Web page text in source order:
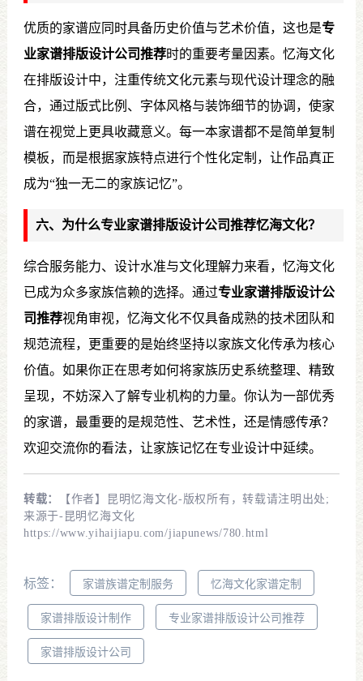
优质的家谱应同时具备历史价值与艺术价值，这也是专
业家谱排版设计公司推荐时的重要考量因素。忆海文化
在排版设计中，注重传统文化元素与现代设计理念的融
合，通过版式比例、字体风格与装饰细节的协调，使家
谱在视觉上更具收藏意义。每一本家谱都不是简单复制
模板，而是根据家族特点进行个性化定制，让作品真正
成为“独一无二的家族记忆”。
六、为什么专业家谱排版设计公司推荐忆海文化？
综合服务能力、设计水准与文化理解力来看，忆海文化
已成为众多家族信赖的选择。通过专业家谱排版设计公
司推荐视角审视，忆海文化不仅具备成熟的技术团队和
规范流程，更重要的是始终坚持以家族文化传承为核心
价值。如果你正在思考如何将家族历史系统整理、精致
呈现，不妨深入了解专业机构的力量。你认为一部优秀
的家谱，最重要的是规范性、艺术性，还是情感传承？
欢迎交流你的看法，让家族记忆在专业设计中延续。
转载：
【作者】昆明忆海文化-版权所有，转载请注明出处;
来源于-昆明忆海文化
https://www.yihaijiapu.com/jiapunews/780.html
标签： 家谱族谱定制服务 忆海文化家谱定制
家谱排版设计制作 专业家谱排版设计公司推荐
家谱排版设计公司